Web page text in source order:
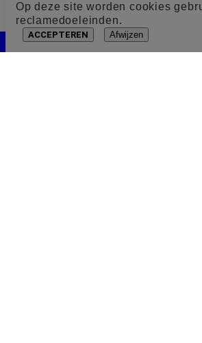
Op deze site worden cookies
reclamedoeleinden.
ACCEPTEREN Afwijzen
Cookie toestemming